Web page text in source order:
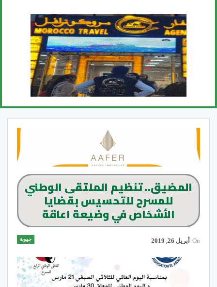
المضيق.. تنظيم الملتقى الوطني
للمسرح للتحسيس بقضايا
الأشخاص في وضيعة اعاقة
جهوية On أبريل 26, 2019